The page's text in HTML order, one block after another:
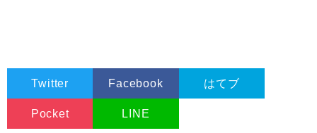
Twitter Facebook はてブ
Pocket LINE